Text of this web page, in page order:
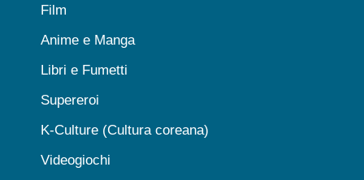
Film
Anime e Manga
Libri e Fumetti
Supereroi
K-Culture (Cultura coreana)
Videogiochi